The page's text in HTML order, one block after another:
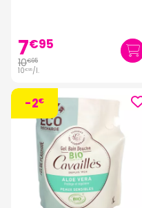
7€95
10€95
10€95/l.
-2€